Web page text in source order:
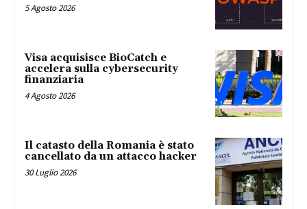
5 Agosto 2026
Visa acquisisce BioCatch e
accelera sulla cybersecurity
finanziaria
4 Agosto 2026
Il catasto della Romania è stato
cancellato da un attacco hacker
30 Luglio 2026